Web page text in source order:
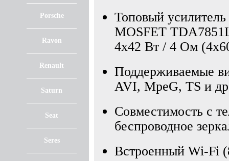
Porsche
Ravon
Renault
Saturn
Seat
Seres
Топовый
MOSFET
4x42 Вт / 4 Ом
Поддерживаемые
AVI, MpeG, TS и
Совместимость с
беспроводное
Встроенный Wi-Fi